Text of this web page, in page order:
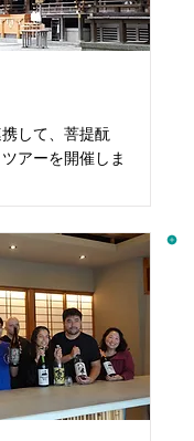
携して、菩提酛
アーを開催しま